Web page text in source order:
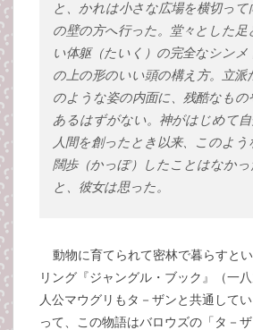
と、かれは小さな広場を横切って
の壁の方へ行った。堂々とした足
い体躯（たいく）の完全なシンメ
の上の形のいい頭の構え方。立派
のような姿の内面に、残酷なも
あるはずがない。神がはじめて
人間を創ったとき以来、このよう
闊歩（かっぽ）したことはなか
と、彼女は思った。
動物に育てられて密林で暮らすと
リング『ジャングル・ブック』（一
人公マウグリもタ－ザンと共通して
って、この物語はバロウズの「タ－